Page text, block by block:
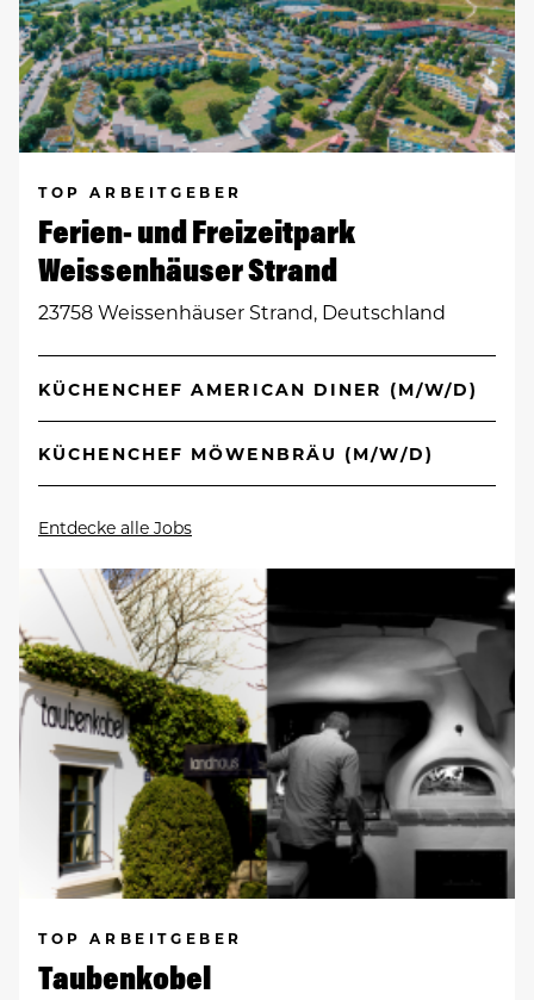
TOP ARBEITGEBER
Ferien- und Freizeitpark
Weissenhäuser Strand
23758 Weissenhäuser Strand, Deutschland
KÜCHENCHEF AMERICAN DINER (M/W/D)
KÜCHENCHEF MÖWENBRÄU (M/W/D)
Entdecke alle Jobs
TOP ARBEITGEBER
Taubenkobel